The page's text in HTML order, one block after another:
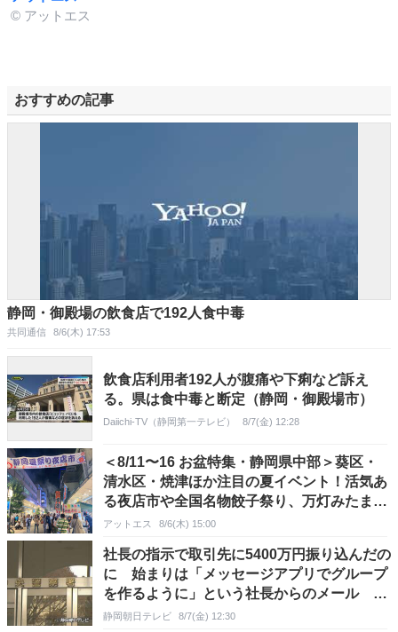
© アットエス
おすすめの記事
静岡・御殿場の飲食店で192人食中毒
共同通信 8/6(木) 17:53
飲食店利用者192人が腹痛や下痢など訴え
る。県は食中毒と断定（静岡・御殿場市）
Daiichi-TV（静岡第一テレビ） 8/7(金) 12:28
＜8/11〜16 お盆特集・静岡県中部＞葵区・
清水区・焼津ほか注目の夏イベント！活気あ
る夜店市や全国名物餃子祭り、万灯みたま
祭、大型植物祭ほか
アットエス 8/6(木) 15:00
社長の指示で取引先に5400万円振り込んだの
に 始まりは「メッセージアプリでグループ
を作るように」という社長からのメール 静
岡市
静岡朝日テレビ 8/7(金) 12:30